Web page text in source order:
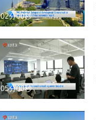
02分00秒
05分00秒